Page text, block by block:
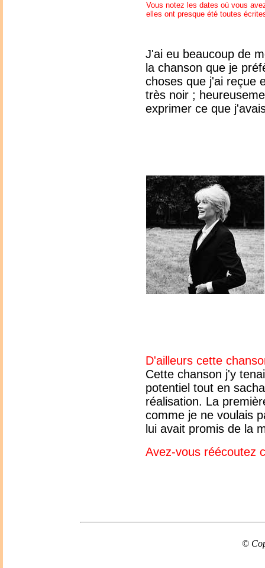
Vous notez les dates où vous
elles ont presque été toutes
J'ai eu beaucoup de
la chanson que je
choses que j'ai reçue
très noir ;
exprimer ce que
D'ailleurs cette
Cette chanson j'y
potentiel tout en
réalisation. La
comme je ne voulais
lui avait promis de la
Avez-vous réécoutez
©